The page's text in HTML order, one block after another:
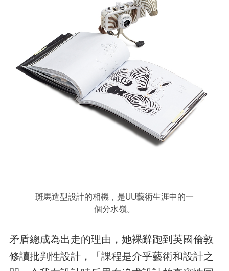
斑馬造型設計的相機，是UU藝術生涯中的一
個分水嶺。
矛盾總成為出走的理由，她裸辭跑到英國倫敦
修讀批判性設計，「課程是介乎藝術和設計之